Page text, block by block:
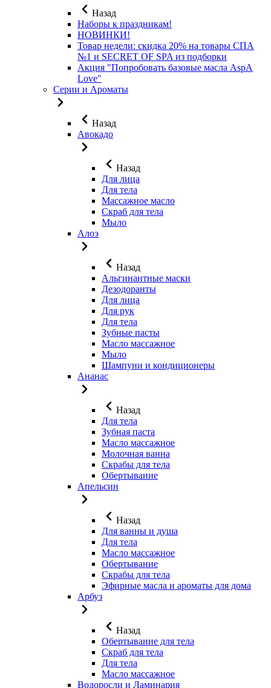
Назад
Наборы к праздникам!
НОВИНКИ!
Товар недели: скидка 20% на товары СПА
№1 и SECRET OF SPA из подборки
Акция "Попробовать базовые масла AspA
Love"
Серии и Ароматы
Назад
Авокадо
Назад
Для лица
Для тела
Массажное масло
Скраб для тела
Мыло
Алоэ
Назад
Альгинантные маски
Дезодоранты
Для лица
Для рук
Для тела
Зубные пасты
Масло массажное
Мыло
Шампуни и кондиционеры
Ананас
Назад
Для тела
Зубная паста
Масло массажное
Молочная ванна
Скрабы для тела
Обертывание
Апельсин
Назад
Для ванны и душа
Для тела
Масло массажное
Обертывание
Скрабы для тела
Эфирные масла и ароматы для дома
Арбуз
Назад
Обертывание для тела
Скраб для тела
Для тела
Масло массажное
Водоросли и Ламинария